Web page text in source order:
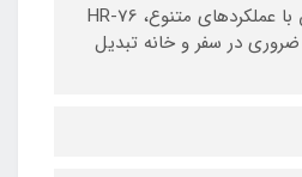
ترکیب جمع‌وجور بودن با عملکردهای متنوع، HR-76
در سفر و خانه تبدیل